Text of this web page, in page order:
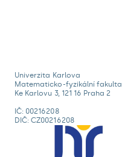
Univerzita Karlova
Matematicko-fyzikální fakulta
Ke Karlovu 3, 121 16 Praha 2
IČ: 00216208
DIČ: CZ00216208